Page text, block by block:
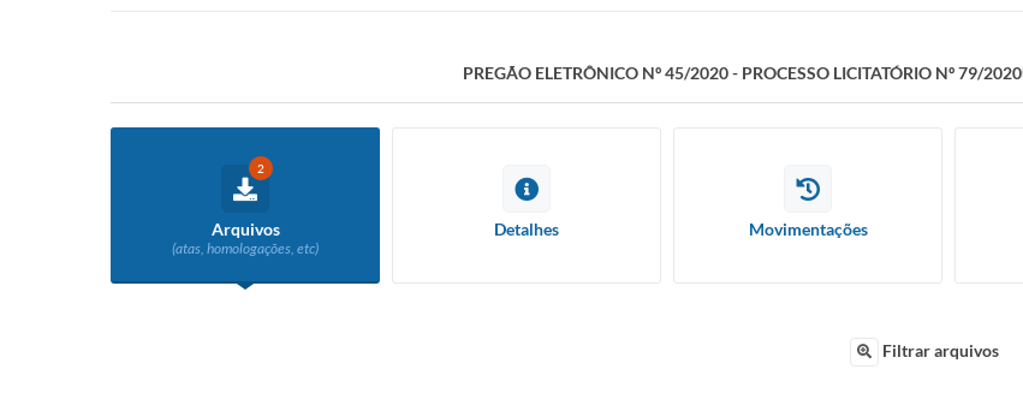
PREGÃO ELETRÔNICO Nº 45/2020 - PROCESSO LICITATÓRIO Nº 79/2020
2
Arquivos
(atas, homologações, etc)
Detalhes Movimentações
Filtrar arquivos